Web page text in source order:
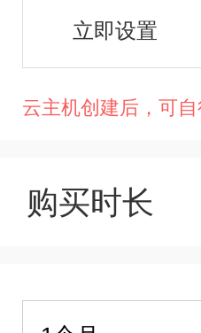
立即设置
云主机创建后，可
购买时长